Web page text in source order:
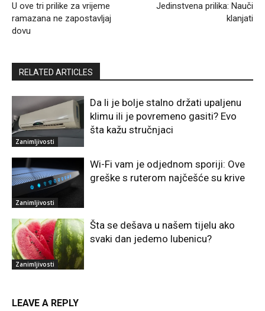
U ove tri prilike za vrijeme
ramazana ne zapostavljaj
dovu
Jedinstvena prilika: Nauči
klanjati
RELATED ARTICLES
Zanimljivosti
Da li je bolje stalno držati upaljenu
klimu ili je povremeno gasiti? Evo
šta kažu stručnjaci
Zanimljivosti
Wi-Fi vam je odjednom sporiji: Ove
greške s ruterom najčešće su krive
Zanimljivosti
Šta se dešava u našem tijelu ako
svaki dan jedemo lubenicu?
LEAVE A REPLY